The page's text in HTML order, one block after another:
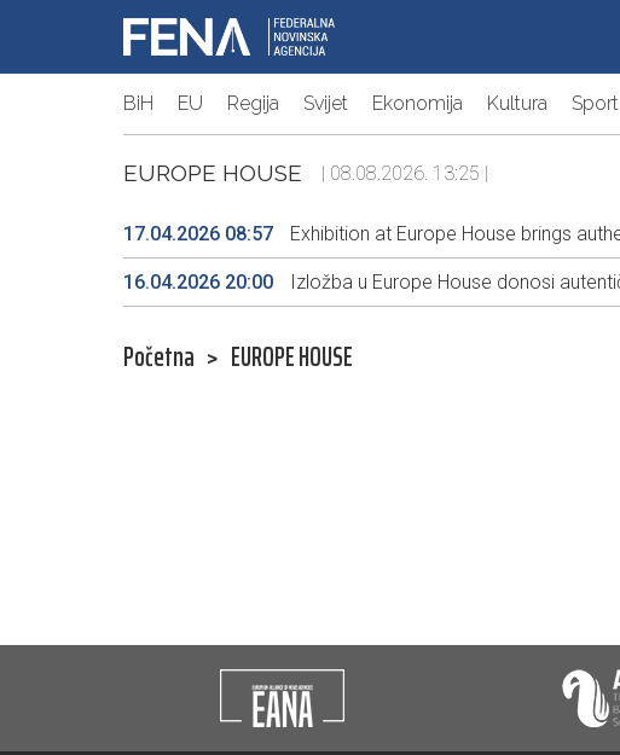
BiH EU Regija Svijet Ekonomija Kultura Sport
EUROPE HOUSE | 08.08.2026. 13:25 |
17.04.2026 08:57 Exhibition at Europe House brings
16.04.2026 20:00 Izložba u Europe House donosi
Početna > EUROPE HOUSE